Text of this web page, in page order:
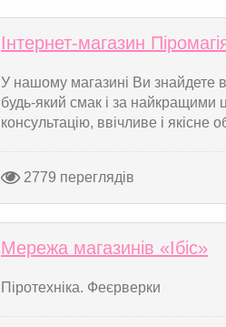
Інтернет-магазин
У нашому магазині Ви знайдете
будь-який смак і за найкращими
консультацію, ввічливе і якісне
2779 переглядів
Мережа магазинів «Ібіс»
Піротехніка. Феєрверки